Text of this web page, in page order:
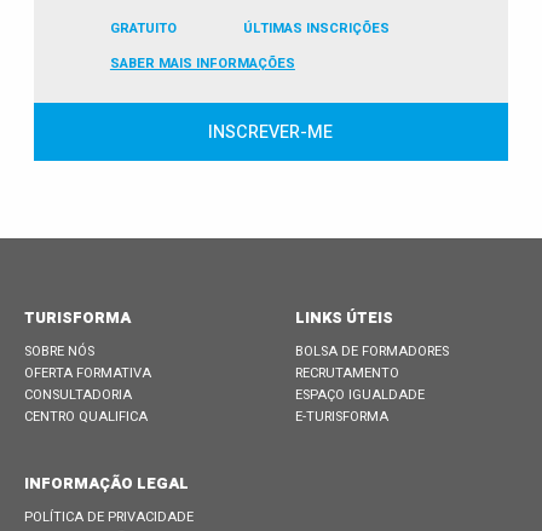
GRATUITO
ÚLTIMAS INSCRIÇÕES
SABER MAIS INFORMAÇÕES
INSCREVER-ME
TURISFORMA
SOBRE NÓS
OFERTA FORMATIVA
CONSULTADORIA
CENTRO QUALIFICA
LINKS ÚTEIS
BOLSA DE FORMADORES
RECRUTAMENTO
ESPAÇO IGUALDADE
E-TURISFORMA
INFORMAÇÃO LEGAL
POLÍTICA DE PRIVACIDADE